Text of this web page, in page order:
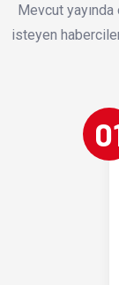
Mevcut yayında
isteyen